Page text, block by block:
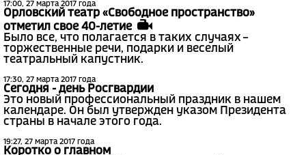
17:00, 27 марта 2017 года
Орловский театр «Свободное пространство»
отметил свое 40-летие
Было все, что полагается в таких случаях –
торжественные речи, подарки и веселый
театральный капустник.
17:30, 27 марта 2017 года
Сегодня - день Росгвардии
Это новый профессиональный праздник в нашем
календаре. Он был утвержден указом Президента
страны в начале этого года.
19:27, 27 марта 2017 года
Коротко о главном